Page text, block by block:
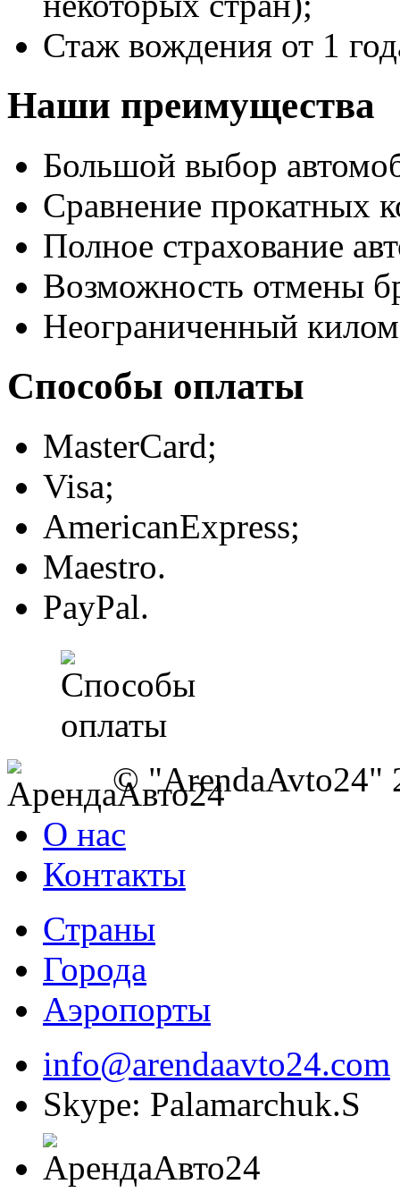
Стаж вождения от 1
Наши преимущества
Большой выбор
Сравнение прокатных
Полное страхование
Возможность отмены
Неограниченный
Способы оплаты
MasterCard;
Visa;
AmericanExpress;
Maestro.
PayPal.
© "ArendaAvto24"
О нас
Контакты
Страны
Города
Аэропорты
info@arendaavto24.com
Skype: Palamarchuk.S